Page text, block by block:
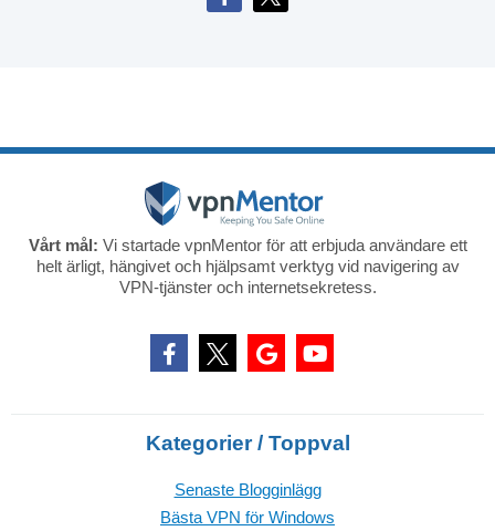
Vårt mål: Vi startade vpnMentor för att erbjuda användare ett
helt ärligt, hängivet och hjälpsamt verktyg vid navigering av
VPN-tjänster och internetsekretess.
Kategorier / Toppval
Senaste Blogginlägg
Bästa VPN för Windows